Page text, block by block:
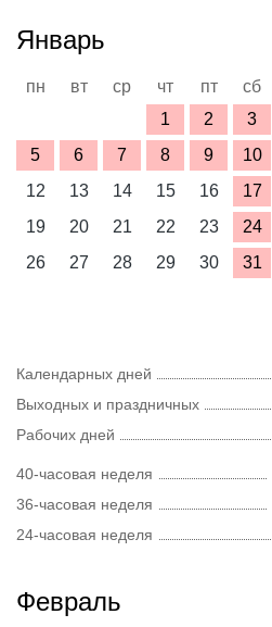
Январь
пн вт ср чт пт сб
1
2 3
5
6 7 8 9 10
12
13 14 15 16 17
19
20 21 22 23 24
26
27 28 29 30 31
Календарных дней
Выходных и праздничных
Рабочих дней
40-часовая неделя
36-часовая неделя
24-часовая неделя
Февраль